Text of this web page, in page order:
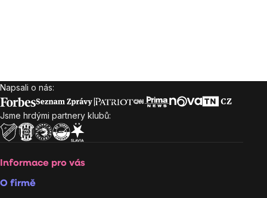
Zápatí
Napsali o nás:
Jsme hrdými partnery klubů:
Informace pro vás
O firmě